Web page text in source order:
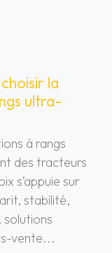
la
ultra-
à rangs
des tracteurs
s’appuie sur
stabilité,
vente...